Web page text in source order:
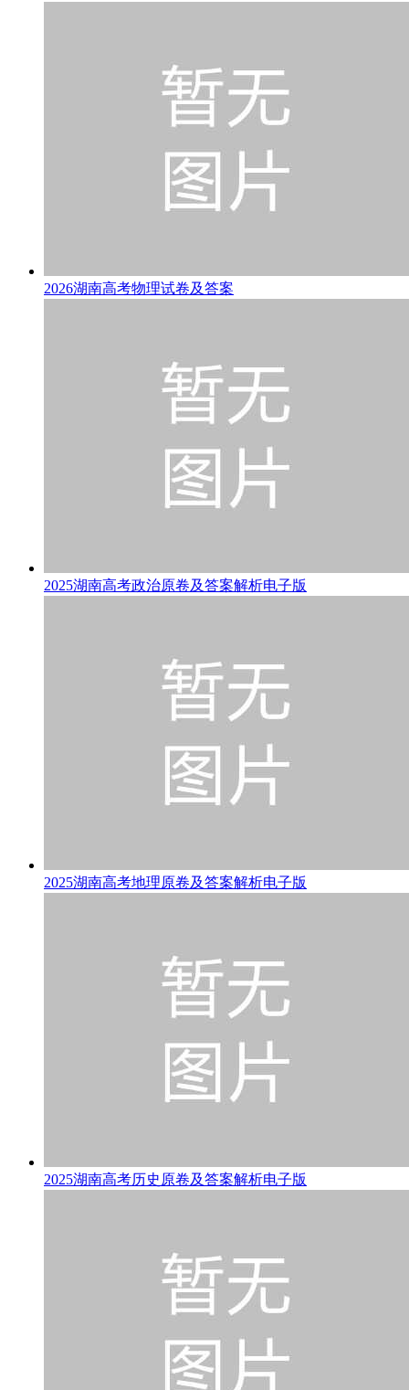
2026湖南高考物理试卷及答案
2025湖南高考政治原卷及答案解析电子版
2025湖南高考地理原卷及答案解析电子版
2025湖南高考历史原卷及答案解析电子版